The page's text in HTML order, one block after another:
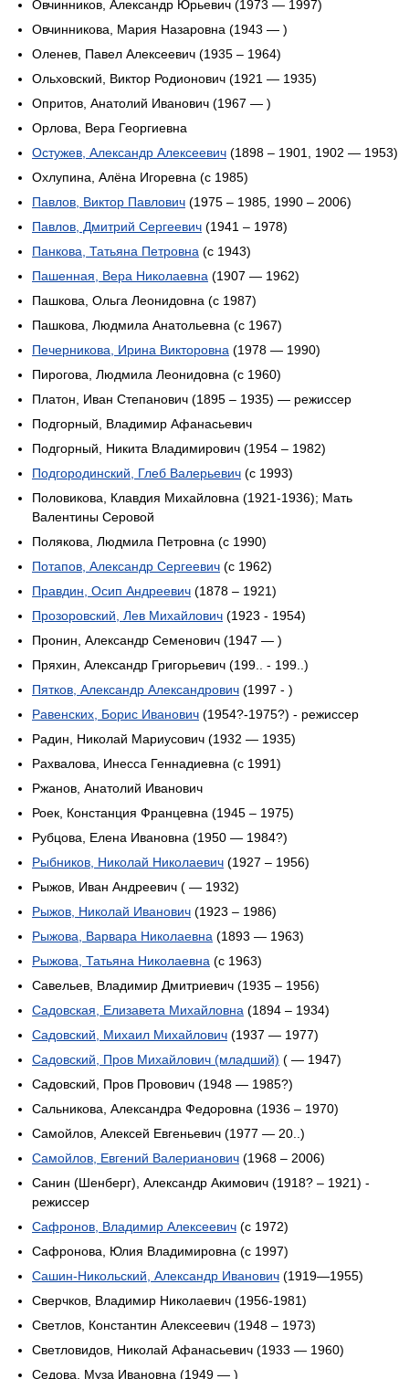
Овчинников, Александр Юрьевич (1973 — 1997)
Овчинникова, Мария Назаровна (1943 — )
Оленев, Павел Алексеевич (1935 – 1964)
Ольховский, Виктор Родионович (1921 — 1935)
Опритов, Анатолий Иванович (1967 — )
Орлова, Вера Георгиевна
Остужев, Александр Алексеевич (1898 – 1901, 1902 — 1953)
Охлупина, Алёна Игоревна (с 1985)
Павлов, Виктор Павлович (1975 – 1985, 1990 – 2006)
Павлов, Дмитрий Сергеевич (1941 – 1978)
Панкова, Татьяна Петровна (с 1943)
Пашенная, Вера Николаевна (1907 — 1962)
Пашкова, Ольга Леонидовна (c 1987)
Пашкова, Людмила Анатольевна (c 1967)
Печерникова, Ирина Викторовна (1978 — 1990)
Пирогова, Людмила Леонидовна (c 1960)
Платон, Иван Степанович (1895 – 1935) — режиссер
Подгорный, Владимир Афанасьевич
Подгорный, Никита Владимирович (1954 – 1982)
Подгородинский, Глеб Валерьевич (c 1993)
Половикова, Клавдия Михайловна (1921-1936); Мать
Валентины Серовой
Полякова, Людмила Петровна (c 1990)
Потапов, Александр Сергеевич (c 1962)
Правдин, Осип Андреевич (1878 – 1921)
Прозоровский, Лев Михайлович (1923 - 1954)
Пронин, Александр Семенович (1947 — )
Пряхин, Александр Григорьевич (199.. - 199..)
Пятков, Александр Александрович (1997 - )
Равенских, Борис Иванович (1954?-1975?) - режиссер
Радин, Николай Мариусович (1932 — 1935)
Рахвалова, Инесса Геннадиевна (c 1991)
Ржанов, Анатолий Иванович
Роек, Констанция Францевна (1945 – 1975)
Рубцова, Елена Ивановна (1950 — 1984?)
Рыбников, Николай Николаевич (1927 – 1956)
Рыжов, Иван Андреевич ( — 1932)
Рыжов, Николай Иванович (1923 – 1986)
Рыжова, Варвара Николаевна (1893 — 1963)
Рыжова, Татьяна Николаевна (c 1963)
Савельев, Владимир Дмитриевич (1935 – 1956)
Садовская, Елизавета Михайловна (1894 – 1934)
Садовский, Михаил Михайлович (1937 — 1977)
Садовский, Пров Михайлович (младший) ( — 1947)
Садовский, Пров Провович (1948 — 1985?)
Сальникова, Александра Федоровна (1936 – 1970)
Самойлов, Алексей Евгеньевич (1977 — 20..)
Самойлов, Евгений Валерианович (1968 – 2006)
Санин (Шенберг), Александр Акимович (1918? – 1921) -
режиссер
Сафронов, Владимир Алексеевич (c 1972)
Сафронова, Юлия Владимировна (c 1997)
Сашин-Никольский, Александр Иванович (1919—1955)
Сверчков, Владимир Николаевич (1956-1981)
Светлов, Константин Алексеевич (1948 – 1973)
Светловидов, Николай Афанасьевич (1933 — 1960)
Седова, Муза Ивановна (1949 — )